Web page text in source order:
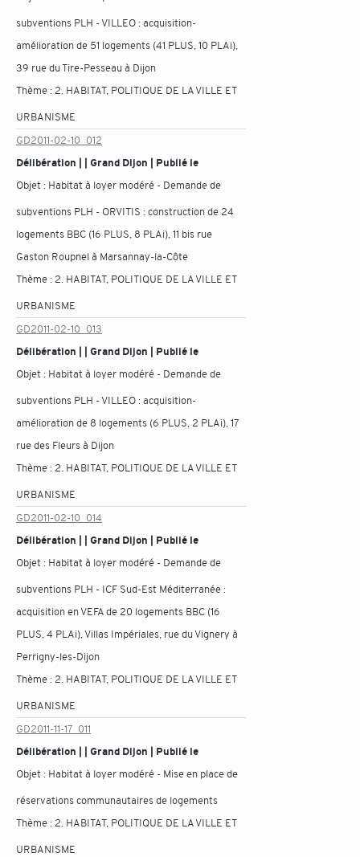
subventions PLH - VILLEO : acquisition-
amélioration de 51 logements (41 PLUS, 10 PLAi),
39 rue du Tire-Pesseau à Dijon
Thème : 2. HABITAT, POLITIQUE DE LA VILLE ET
URBANISME
GD2011-02-10_012
Délibération | | Grand Dijon | Publié le
Objet : Habitat à loyer modéré - Demande de
subventions PLH - ORVITIS : construction de 24
logements BBC (16 PLUS, 8 PLAi), 11 bis rue
Gaston Roupnel à Marsannay-la-Côte
Thème : 2. HABITAT, POLITIQUE DE LA VILLE ET
URBANISME
GD2011-02-10_013
Délibération | | Grand Dijon | Publié le
Objet : Habitat à loyer modéré - Demande de
subventions PLH - VILLEO : acquisition-
amélioration de 8 logements (6 PLUS, 2 PLAi), 17
rue des Fleurs à Dijon
Thème : 2. HABITAT, POLITIQUE DE LA VILLE ET
URBANISME
GD2011-02-10_014
Délibération | | Grand Dijon | Publié le
Objet : Habitat à loyer modéré - Demande de
subventions PLH - ICF Sud-Est Méditerranée :
acquisition en VEFA de 20 logements BBC (16
PLUS, 4 PLAi), Villas Impériales, rue du Vignery à
Perrigny-les-Dijon
Thème : 2. HABITAT, POLITIQUE DE LA VILLE ET
URBANISME
GD2011-11-17_011
Délibération | | Grand Dijon | Publié le
Objet : Habitat à loyer modéré - Mise en place de
réservations communautaires de logements
Thème : 2. HABITAT, POLITIQUE DE LA VILLE ET
URBANISME